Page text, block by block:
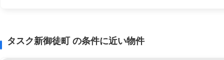
タスク新御徒町 の条件に近い物件